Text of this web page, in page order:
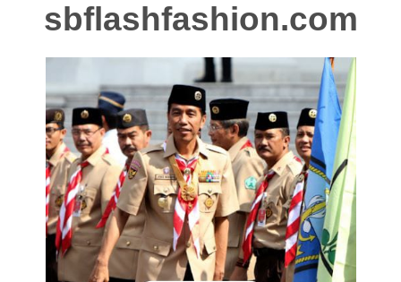
sbflashfashion.com